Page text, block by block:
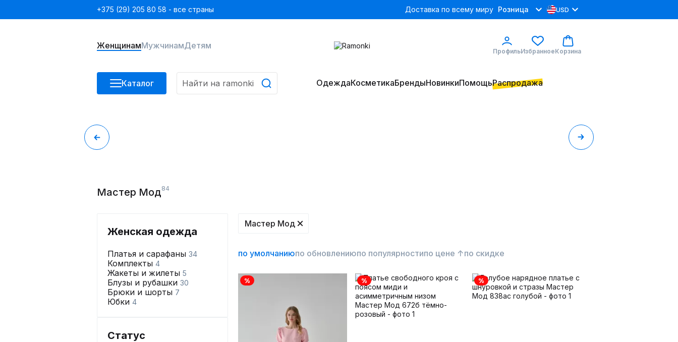
+375 (29) 205 80 58 - все страны Доставка по всему миру Розница USD
ЖенщинамМужчинамДетям
ПрофильИзбранноеКорзина
Каталог ОдеждаКосметикаБрендыНовинкиПомощьРаспродажа
Мастер Мод84
Женская одежда
Платья и сарафаны 34
Комплекты 4
Жакеты и жилеты 5
Блузы и рубашки 30
Брюки и шорты 7
Юбки 4
Статус
Мастер Мод
по умолчаниюпо обновлениюпо популярностипо цене ↑по скидке
% % %